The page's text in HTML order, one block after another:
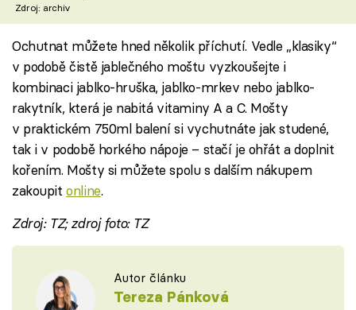
Zdroj: archiv
Ochutnat můžete hned několik příchutí. Vedle „klasiky“
v podobě čistě jablečného moštu vyzkoušejte i
kombinaci jablko-hruška, jablko-mrkev nebo jablko-
rakytník, která je nabitá vitaminy A a C. Mošty
v praktickém 750ml balení si vychutnáte jak studené,
tak i v podobě horkého nápoje – stačí je ohřát a doplnit
kořením. Mošty si můžete spolu s dalším nákupem
zakoupitonline.
Zdroj: TZ; zdroj foto: TZ
Autor článku
Tereza Pánková